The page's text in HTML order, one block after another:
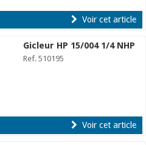
Voir cet article
Gicleur HP 15/004 1/4 NHP
Ref. 510195
Voir cet article